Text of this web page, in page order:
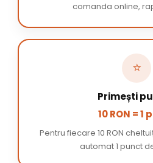
comanda online,
⭐
Primești
10 RON = 1
Pentru fiecare 10 RON
automat 1 punct